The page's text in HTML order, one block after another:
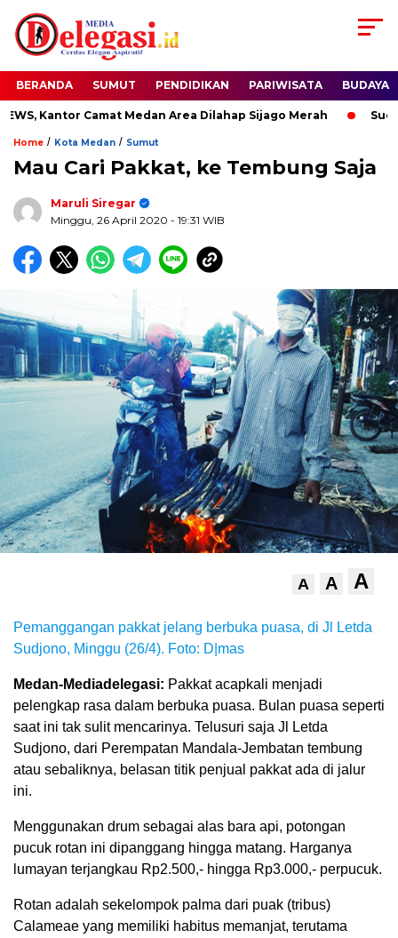
BERANDA SUMUT PENDIDIKAN PARIWISATA BUDAYA
Kantor Camat Medan Area Dilahap Sijago Merah Sudewo
Home / Kota Medan / Sumut
Mau Cari Pakkat, ke Tembung Saja
Maruli Siregar
Minggu, 26 April 2020 - 19:31 WIB
A A A
Pemanggangan pakkat jelang berbuka puasa, di Jl Letda
Sudjono, Minggu (26/4). Foto: D|mas
Medan-Mediadelegasi: Pakkat acapkali menjadi
pelengkap rasa dalam berbuka puasa. Bulan puasa seperti
saat ini tak sulit mencarinya. Telusuri saja Jl Letda
Sudjono, dari Perempatan Mandala-Jembatan tembung
atau sebaliknya, belasan titik penjual pakkat ada di jalur
ini.
Menggunakan drum sebagai alas bara api, potongan
pucuk rotan ini dipanggang hingga matang. Harganya
lumayan terjangkau Rp2.500,- hingga Rp3.000,- perpucuk.
Rotan adalah sekelompok palma dari puak (tribus)
Calameae yang memiliki habitus memanjat, terutama